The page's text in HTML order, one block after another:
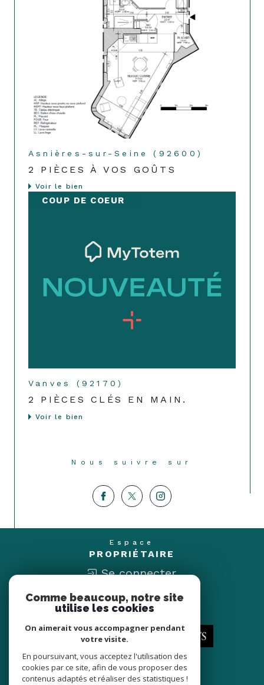
Asnières-sur-Seine (92600)
2 PIÈCES À VOS GOÛTS
Voir le bien
COUP DE COEUR
Vanves (92170)
2 PIÈCES CLÉS EN MAIN.
Voir le bien
Nous suivre sur
Espace
PROPRIÉTAIRE
Se connecter
Nous
ADHÉRONS
Comme beaucoup, notre site
utilise les cookies
On aimerait vous accompagner pendant
votre visite.
En poursuivant, vous acceptez l'utilisation des
cookies par ce site, afin de vous proposer des
contenus adaptés et réaliser des statistiques !